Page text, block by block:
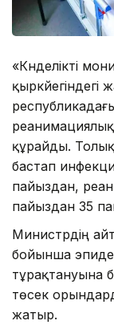
«Күнделікті
құрайды.
бастап
пайыздан,
пайыздан 35
Министрдің
бойынша
тұрақтануына
төсек
жатыр.